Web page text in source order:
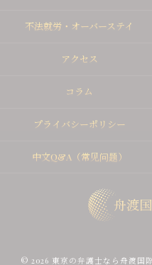
不法就労・オーバーステイ
アクセス
コラム
プライバシーポリシー
中文Q&A（常见问题）
© 2026 東京の弁護士なら舟渡国